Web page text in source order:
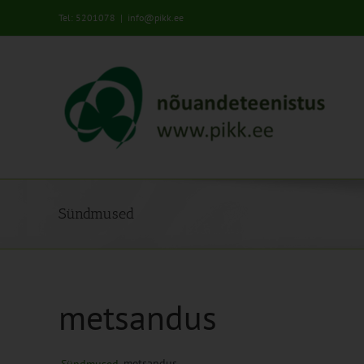
Tel: 5201078 | info@pikk.ee
Sündmused
metsandus